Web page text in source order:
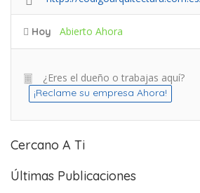
Hoy Abierto Ahora
¿Eres el dueño o trabajas aquí?
¡Reclame su empresa Ahora!
Cercano A Ti
Últimas Publicaciones